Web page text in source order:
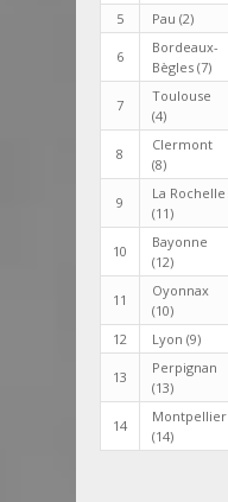
5 Pau (2)
6
Bordeaux-
Bègles (7)
7
Toulouse
(4)
8
Clermont
(8)
9
La Rochelle
(11)
10
Bayonne
(12)
11
Oyonnax
(10)
12 Lyon (9)
13
Perpignan
(13)
14
Montpellier
(14)